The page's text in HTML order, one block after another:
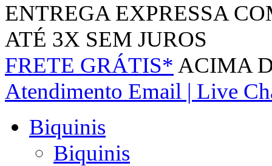
ENTREGA EXPRESSA
ATÉ 3X SEM JUROS
FRETE GRÁTIS* ACIMA
Atendimento Email | Live
Biquinis
Biquinis